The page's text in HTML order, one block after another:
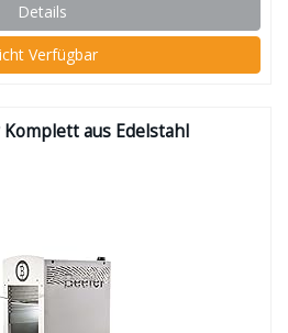
Details
Verfügbar
aus Edelstahl